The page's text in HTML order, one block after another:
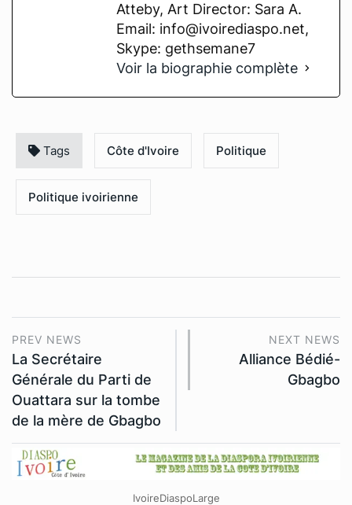
Atteby, Art Director: Sara A.
Email: info@ivoirediaspo.net,
Skype: gethsemane7
Voir la biographie complète
Tags Côte d'Ivoire Politique
Politique ivoirienne
PREV NEWS
La Secrétaire
Générale du Parti de
Ouattara sur la tombe
de la mère de Gbagbo
NEXT NEWS
Alliance Bédié-
Gbagbo
IvoireDiaspoLarge